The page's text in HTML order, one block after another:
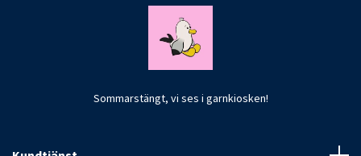
Sommarstängt, vi ses i garnkiosken!